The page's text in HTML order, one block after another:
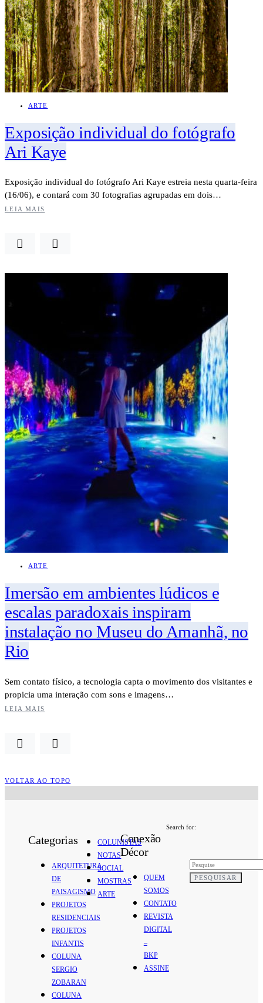
ARTE
Exposição individual do fotógrafo
Ari Kaye
Exposição individual do fotógrafo Ari Kaye estreia nesta quarta-feira
(16/06), e contará com 30 fotografias agrupadas em dois…
LEIA MAIS
ARTE
Imersão em ambientes lúdicos e
escalas paradoxais inspiram
instalação no Museu do Amanhã, no
Rio
Sem contato físico, a tecnologia capta o movimento dos visitantes e
propicia uma interação com sons e imagens…
LEIA MAIS
VOLTAR AO TOPO
Categorias
ARQUITETURA
DE
PAISAGISMO
PROJETOS
RESIDENCIAIS
PROJETOS
INFANTIS
COLUNA
SERGIO
ZOBARAN
COLUNA
COLUNISTAS
NOTAS
SOCIAL
MOSTRAS
ARTE
Conexão
Décor
QUEM
SOMOS
CONTATO
REVISTA
DIGITAL
–
BKP
ASSINE
Search for:
PESQUISAR